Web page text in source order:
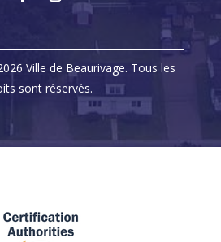
Ville de Beaurivage. Tous les
sont réservés.